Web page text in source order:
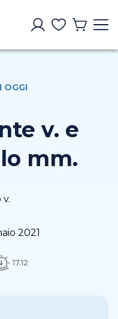
OGGI
v. e
mm.
v.
2021
17.12